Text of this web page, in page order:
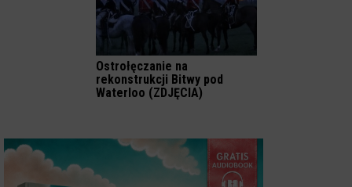
Ostrołęczanie na
rekonstrukcji Bitwy pod
Waterloo (ZDJĘCIA)